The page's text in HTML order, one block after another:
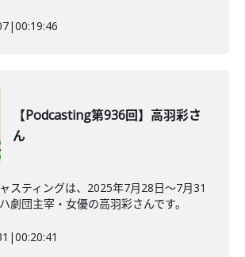
|00:19:46
【Podcasting第936回】高羽彩さ
ん
スティングは、2025年7月28日〜7月31
劇団主宰・女優の高羽彩さんです。
|00:20:41